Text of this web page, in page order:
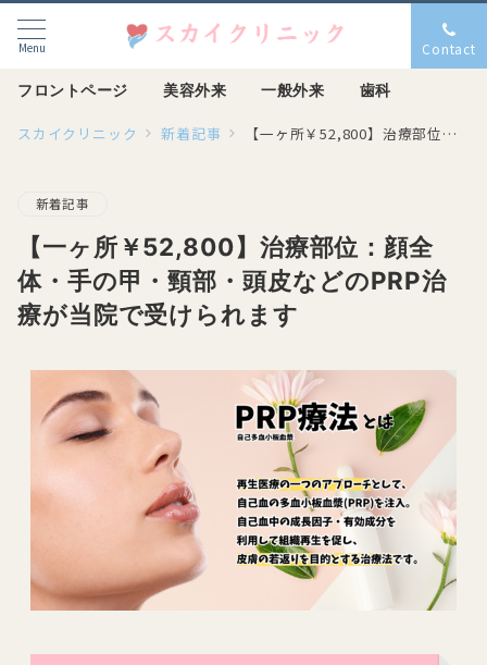
Menu Contact
フロントページ 美容外来 一般外来 歯科
スカイクリニック 新着記事 【一ヶ所￥52,800】治療部位：顔全体・手の甲・頸部・頭皮などのPRP治療が当院で受けられます
新着記事
【一ヶ所￥52,800】治療部位：顔全
体・手の甲・頸部・頭皮などのPRP治
療が当院で受けられます